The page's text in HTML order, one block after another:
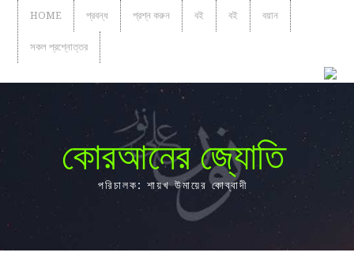
HOME প্রবন্ধ প্রশ্ন করুন বই বই বয়ান
সকল প্রশ্নোত্তর
কোরআনের জ্যোতি
পরিচালক: শায়খ উমায়ের কোব্বাদী